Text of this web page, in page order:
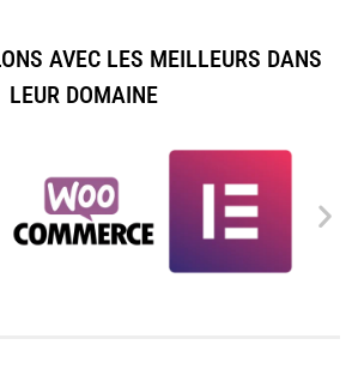
AVEC LES MEILLEURS DANS
LEUR DOMAINE